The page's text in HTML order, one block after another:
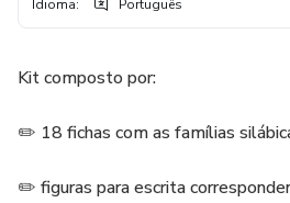
Idioma: Português
Kit composto por:
✏️ 18 fichas com as famílias
✏️ figuras para escrita